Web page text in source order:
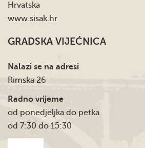
Hrvatska
www.sisak.hr
GRADSKA VIJEĆNICA
Nalazi se na adresi
Rimska 26
Radno vrijeme
od ponedjeljka do petka
od 7:30 do 15:30